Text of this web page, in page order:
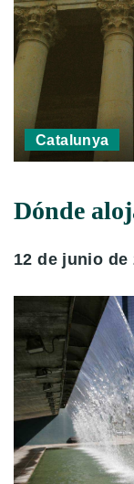
Catalunya
Dónde
12 de junio de